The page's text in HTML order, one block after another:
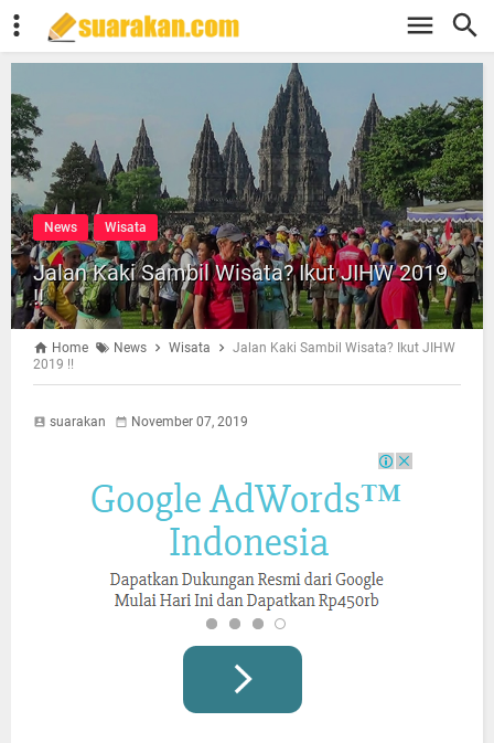
News Wisata
Jalan Kaki Sambil Wisata? Ikut JIHW 2019
!!
Home News Wisata
Jalan Kaki Sambil Wisata? Ikut JIHW
2019 !!
suarakan November 07, 2019